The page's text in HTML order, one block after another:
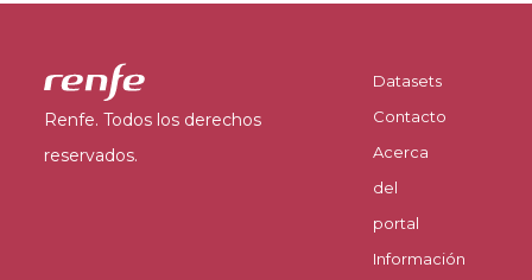
Renfe. Todos los derechos
reservados.
Datasets
Contacto
Acerca
del
portal
Información